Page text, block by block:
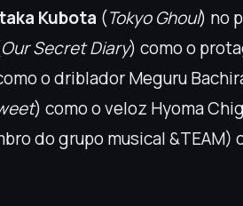
Kubota (Tokyo Ghoul) no
Our Secret Diary) como o
o driblador Meguru
) como o veloz Hyoma
do grupo musical &TEAM)